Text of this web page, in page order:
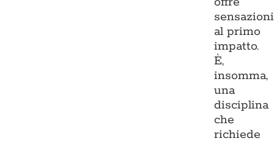
sensazioni
al primo
impatto.
È,
insomma,
una
disciplina
che
richiede